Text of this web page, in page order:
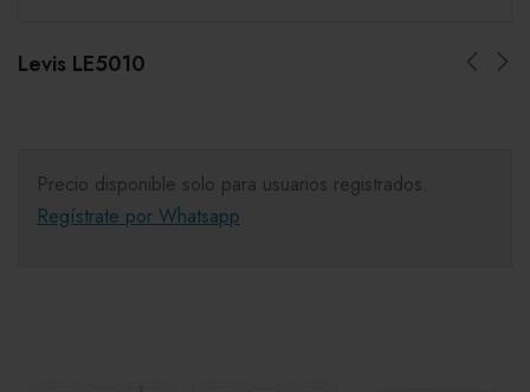
Levis LE5010
Precio disponible solo para usuarios registrados.
Regístrate por Whatsapp